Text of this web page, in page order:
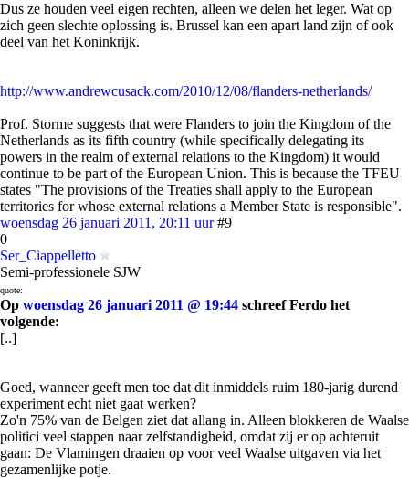
Dus ze houden veel eigen rechten, alleen we delen het leger. Wat op
zich geen slechte oplossing is. Brussel kan een apart land zijn of ook
deel van het Koninkrijk.
http://www.andrewcusack.com/2010/12/08/flanders-netherlands/
Prof. Storme suggests that were Flanders to join the Kingdom of the
Netherlands as its fifth country (while specifically delegating its
powers in the realm of external relations to the Kingdom) it would
continue to be part of the European Union. This is because the TFEU
states "The provisions of the Treaties shall apply to the European
territories for whose external relations a Member State is responsible".
woensdag 26 januari 2011, 20:11 uur #9
0
Ser_Ciappelletto
Semi-professionele SJW
quote:
Op woensdag 26 januari 2011 @ 19:44 schreef Ferdo het
volgende:
[..]
Goed, wanneer geeft men toe dat dit inmiddels ruim 180-jarig durend
experiment echt niet gaat werken?
Zo'n 75% van de Belgen ziet dat allang in. Alleen blokkeren de Waalse
politici veel stappen naar zelfstandigheid, omdat zij er op achteruit
gaan: De Vlamingen draaien op voor veel Waalse uitgaven via het
gezamenlijke potje.